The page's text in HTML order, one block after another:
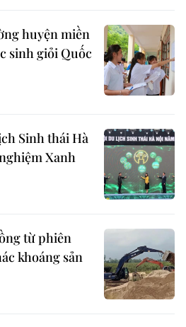
huyện miền
sinh giỏi Quốc
Sinh thái Hà
Xanh
từ phiên
khoáng sản